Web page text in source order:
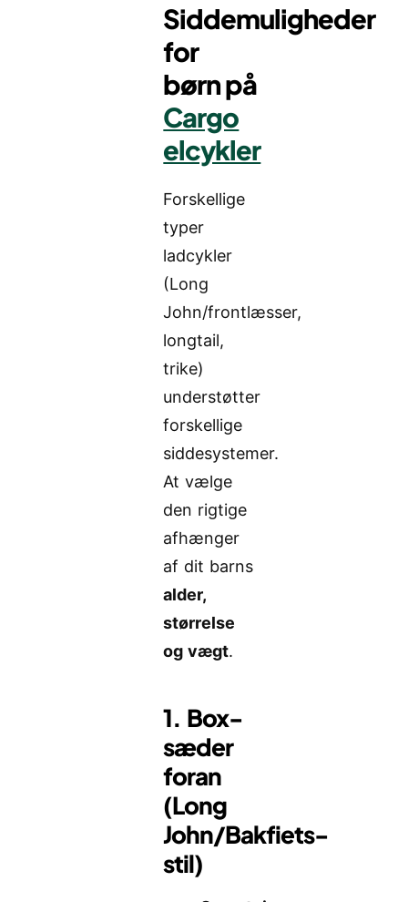
Siddemuligheder
for
børn på
Cargo
elcykler
Forskellige
typer
ladcykler
(Long
John/frontlæsser,
longtail,
trike)
understøtter
forskellige
siddesystemer.
At vælge
den rigtige
afhænger
af dit barns
alder,
størrelse
og vægt.
1. Box-
sæder
foran
(Long
John/Bakfiets-
stil)